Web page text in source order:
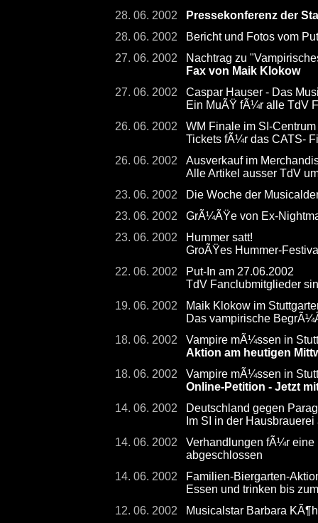
28. 06. 2002
Pressekonferenz der
28. 06. 2002
Bericht und Fotos vom
27. 06. 2002
Nachtrag zu
Fax von Maik Klokow
27. 06. 2002
Caspar Hauser - Das
Ein MuÃŸ fÃ¼r alle TdV
26. 06. 2002
WM Finale im SI-
Tickets fÃ¼r das CATS-
26. 06. 2002
Ausverkauf im
Alle Artikel ausser TdV
23. 06. 2002
Die Woche der
23. 06. 2002
GrÃ¼ÃŸe von Ex-
23. 06. 2002
Hummer satt!
GroÃŸes Hummer-
22. 06. 2002
Put-In am 27.06.2002
TdV Fanclubmitglieder
19. 06. 2002
Maik Klokow im
Das vampirische
18. 06. 2002
Vampire mÃ¼ssen in
Aktion am heutigen
18. 06. 2002
Vampire mÃ¼ssen in
Online-Petition - Jetzt
14. 06. 2002
Deutschland gegen
Im SI in der
14. 06. 2002
Verhandlungen fÃ¼r eine
abgeschlossen
14. 06. 2002
Familien-Biergarten-
Essen und trinken bis
12. 06. 2002
Musicalstar Barbara